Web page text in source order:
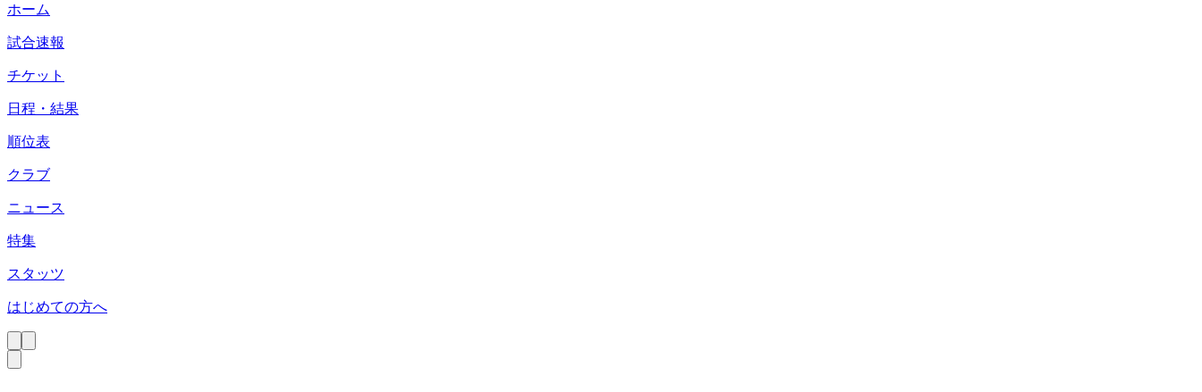
ホーム
試合速報
チケット
日程・結果
順位表
クラブ
ニュース
特集
スタッツ
はじめての方へ